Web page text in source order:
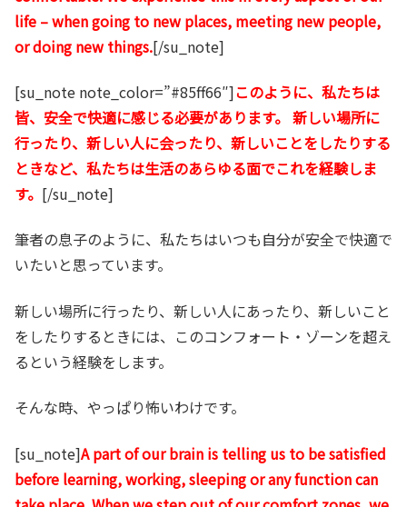
life – when going to new places, meeting new people,
or doing new things.[/su_note]
[su_note note_color=”#85ff66″]このように、私たちは
皆、安全で快適に感じる必要があります。 新しい場所に
行ったり、新しい人に会ったり、新しいことをしたりする
ときなど、私たちは生活のあらゆる面でこれを経験しま
す。 [/su_note]
筆者の息子のように、私たちはいつも自分が安全で快適で
いたいと思っています。
新しい場所に行ったり、新しい人にあったり、新しいこと
をしたりするときには、このコンフォート・ゾーンを超え
るという経験をします。
そんな時、やっぱり怖いわけです。
[su_note]A part of our brain is telling us to be satisfied
before learning, working, sleeping or any function can